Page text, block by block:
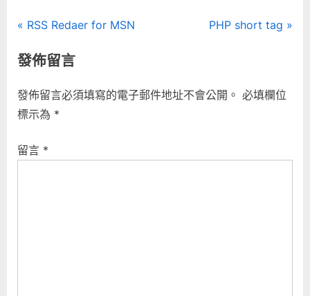
文
章
導
覽
P
e
i
o
s
RSS Redaer for MSN
N
P
t
PHP short tag
發佈留言
發佈留言必須填寫的電子郵件地址不會公開。 必填欄位
標示為 *
留言 *